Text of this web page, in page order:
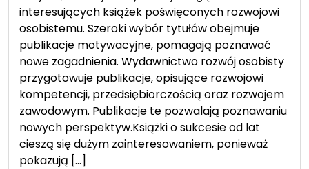
interesujących książek poświęconych rozwojowi
osobistemu. Szeroki wybór tytułów obejmuje
publikacje motywacyjne, pomagają poznawać
nowe zagadnienia. Wydawnictwo rozwój osobisty
przygotowuje publikacje, opisujące rozwojowi
kompetencji, przedsiębiorczością oraz rozwojem
zawodowym. Publikacje te pozwalają poznawaniu
nowych perspektyw.Książki o sukcesie od lat
cieszą się dużym zainteresowaniem, ponieważ
pokazują […]